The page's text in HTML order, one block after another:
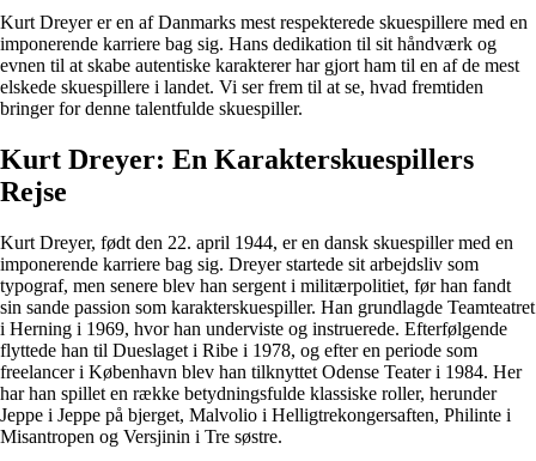
Kurt Dreyer er en af Danmarks mest respekterede skuespillere med en
imponerende karriere bag sig. Hans dedikation til sit håndværk og
evnen til at skabe autentiske karakterer har gjort ham til en af de mest
elskede skuespillere i landet. Vi ser frem til at se, hvad fremtiden
bringer for denne talentfulde skuespiller.
Kurt Dreyer: En Karakterskuespillers
Rejse
Kurt Dreyer, født den 22. april 1944, er en dansk skuespiller med en
imponerende karriere bag sig. Dreyer startede sit arbejdsliv som
typograf, men senere blev han sergent i militærpolitiet, før han fandt
sin sande passion som karakterskuespiller. Han grundlagde Teamteatret
i Herning i 1969, hvor han underviste og instruerede. Efterfølgende
flyttede han til Dueslaget i Ribe i 1978, og efter en periode som
freelancer i København blev han tilknyttet Odense Teater i 1984. Her
har han spillet en række betydningsfulde klassiske roller, herunder
Jeppe i Jeppe på bjerget, Malvolio i Helligtrekongersaften, Philinte i
Misantropen og Versjinin i Tre søstre.